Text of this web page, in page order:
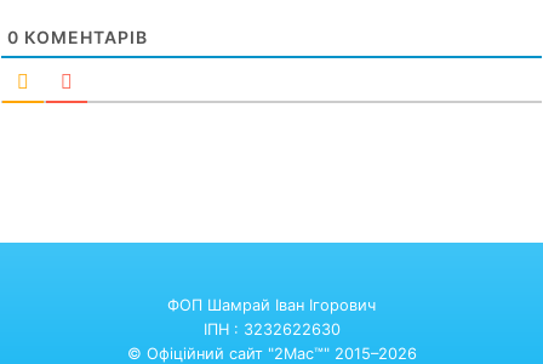
0 КОМЕНТАРІВ
ФОП Шамрай Іван Ігорович
ІПН : 3232622630
© Офіційний сайт "2Mac™" 2015–2026